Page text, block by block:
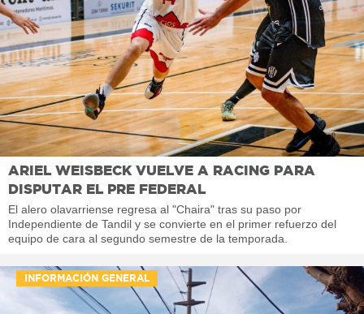
ARIEL WEISBECK VUELVE A RACING PARA
DISPUTAR EL PRE FEDERAL
El alero olavarriense regresa al "Chaira" tras su paso por
Independiente de Tandil y se convierte en el primer refuerzo del
equipo de cara al segundo semestre de la temporada.
INFORMACIÓN GENERAL